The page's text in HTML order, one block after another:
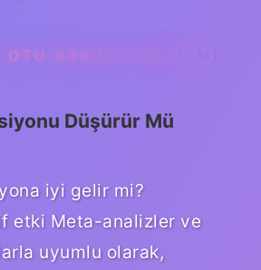
OTU SARILIP IÇILIR MI
Düşürür Mü
iyi gelir mi?
etki Meta-analizler ve
uyumlu olarak,